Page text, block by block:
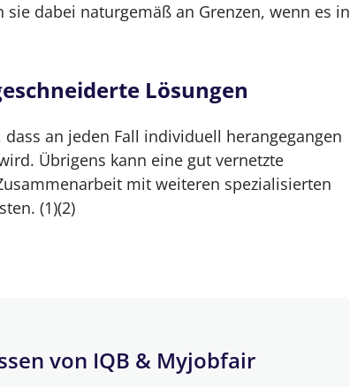
dabei naturgemäß an Grenzen, wenn es in
Lösungen
an jeden Fall individuell herangegangen
Übrigens kann eine gut vernetzte
mit weiteren spezialisierten
(1)(2)
von IQB & Myjobfair